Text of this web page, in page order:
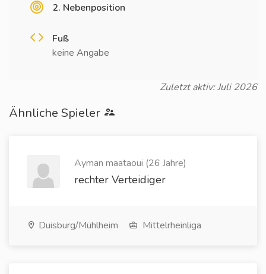
2. Nebenposition
Fuß
keine Angabe
Zuletzt aktiv: Juli 2026
Ähnliche Spieler
Ayman maataoui (26 Jahre)
rechter Verteidiger
Duisburg/Mühlheim Mittelrheinliga